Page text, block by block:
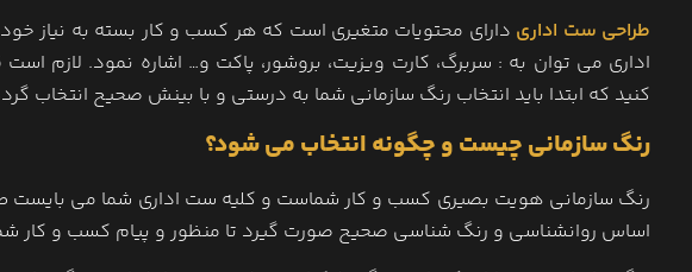
طراحی ست اداری دارای محتویات متغیری است که هر کسب و کار بسته به نیاز
اداری می توان به : سربرگ، کارت ویزیت، بروشور، پاکت و… اشاره نمود. لازم
کنید که ابتدا باید انتخاب رنگ سازمانی شما به درستی و با بینش صحیح انتخاب
رنگ سازمانی چیست و چگونه انتخاب می شود؟
رنگ سازمانی هویت بصیری کسب و کار شماست و کلیه ست اداری شما می بایست
اساس روانشناسی و رنگ شناسی صحیح صورت گیرد تا منظور و پیام کسب و کار شما